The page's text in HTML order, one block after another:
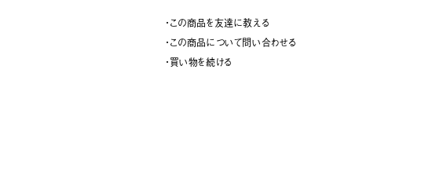
・この商品を友達に教える
・この商品について問い合わせる
・買い物を続ける